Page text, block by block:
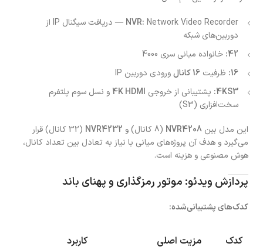
NVR:
Network Video Recorder — دریافت سیگنال IP از
دوربین‌های شبکه
42: خانواده میانی سری 4000
16: ظرفیت 16 کانال
ورودی دوربین IP
4KS3: پشتیبانی از خروجی 4K HDMI و نسل سوم پلتفرم
سخت‌افزاری (S3)
این مدل بین NVR4208 (8 کانال) و NVR4232
(32 کانال) قرار
می‌گیرد و هدف آن پروژه‌های میانی با نیاز به تعادل بین تعداد کانال،
هوش مصنوعی و هزینه است.
پردازش ویدئو: موتور رمزگذاری و پهنای باند
کدک‌های پشتیبانی‌شده:
کدک مزیت اصلی کاربرد